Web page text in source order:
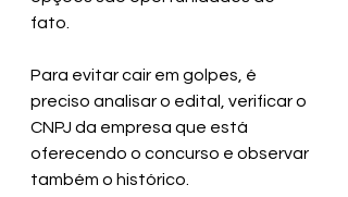
fato.
Para evitar cair em golpes, é
preciso analisar o edital, verificar o
CNPJ da empresa que está
oferecendo o concurso e observar
também o histórico.